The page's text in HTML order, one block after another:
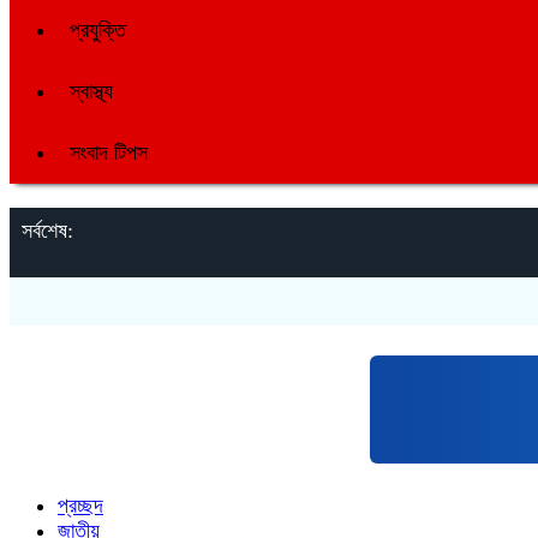
প্রযুক্তি
স্বাস্থ্য
সংবাদ টিপস
সর্বশেষ:
প্রচ্ছদ
জাতীয়